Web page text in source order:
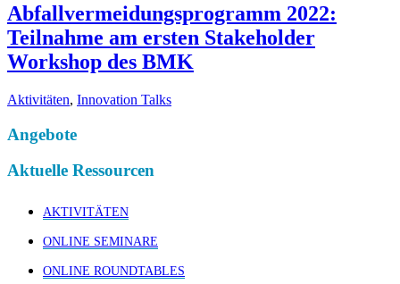
Abfallvermeidungsprogramm 2022:
Teilnahme am ersten Stakeholder
Workshop des BMK
Aktivitäten, Innovation Talks
Angebote
Aktuelle Ressourcen
AKTIVITÄTEN
ONLINE SEMINARE
ONLINE ROUNDTABLES